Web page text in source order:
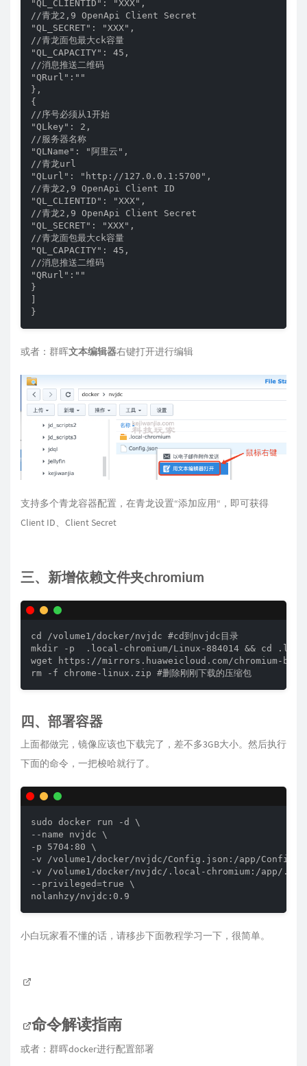
"QL_CLIENTID": "XXX",
//青龙2,9 OpenApi Client Secret
"QL_SECRET": "XXX",
//青龙面包最大ck容量
"QL_CAPACITY": 45,
//消息推送二维码
"QRurl":""
},
{
//序号必须从1开始
"QLkey": 2,
//服务器名称
"QLName": "阿里云",
//青龙url
"QLurl": "http://127.0.0.1:5700",
//青龙2,9 OpenApi Client ID
"QL_CLIENTID": "XXX",
//青龙2,9 OpenApi Client Secret
"QL_SECRET": "XXX",
//青龙面包最大ck容量
"QL_CAPACITY": 45,
//消息推送二维码
"QRurl":""
}
]
}
或者：群晖文本编辑器右键打开进行编辑
支持多个青龙容器配置，在青龙设置“添加应用“，即可获得
Client ID、Client Secret
三、新增依赖文件夹chromium
cd /volume1/docker/nvjdc #cd到nvjdc目录
mkdir -p  .local-chromium/Linux-884014 && cd .local-
wget https://mirrors.huaweicloud.com/chromium-
rm -f chrome-linux.zip #删除刚刚下载的压缩包
四、部署容器
上面都做完，镜像应该也下载完了，差不多3GB大小。然后执行
下面的命令，一把梭哈就行了。
sudo docker run -d \
--name nvjdc \
-p 5704:80 \
-v /volume1/docker/nvjdc/Config.json:/app/
-v /volume1/docker/nvjdc/.local-chromium:/app/
--privileged=true \
nolanhzy/nvjdc:0.9
小白玩家看不懂的话，请移步下面教程学习一下，很简单。
命令解读指南
或者：群晖docker进行配置部署